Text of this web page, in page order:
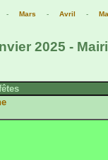
- Mars - Avril -
2025 -